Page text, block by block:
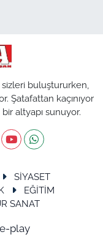
buluştururken,
Şatafattan kaçınıyor
altyapı sunuyor.
SİYASET
EĞİTİM
SANAT